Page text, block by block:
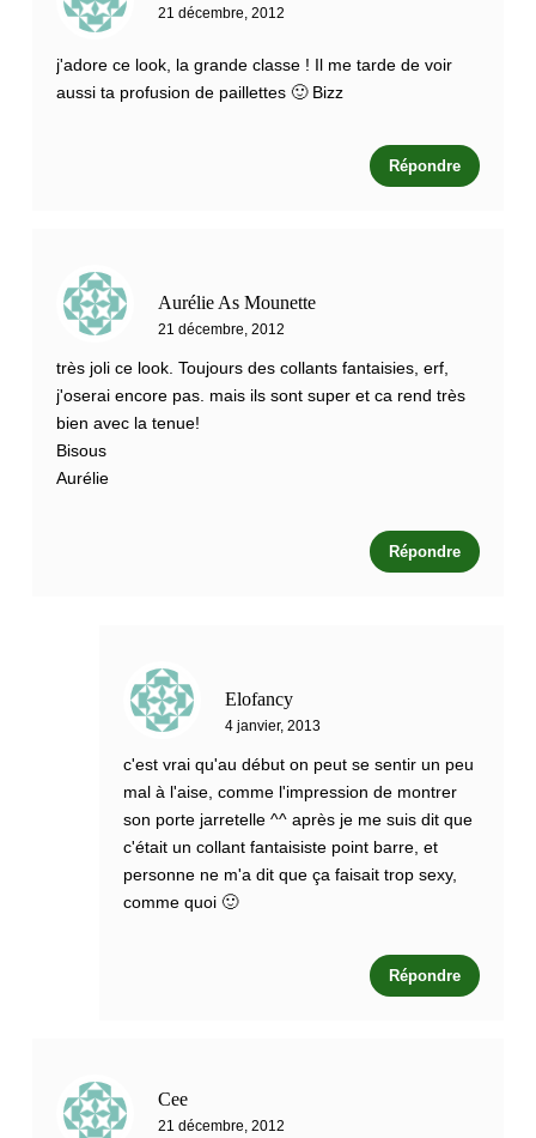
21 décembre, 2012
j'adore ce look, la grande classe ! Il me tarde de voir
aussi ta profusion de paillettes 🙂 Bizz
Répondre
Aurélie As Mounette
21 décembre, 2012
très joli ce look. Toujours des collants fantaisies, erf,
j'oserai encore pas. mais ils sont super et ca rend très
bien avec la tenue!
Bisous
Aurélie
Répondre
Elofancy
4 janvier, 2013
c'est vrai qu'au début on peut se sentir un peu
mal à l'aise, comme l'impression de montrer
son porte jarretelle ^^ après je me suis dit que
c'était un collant fantaisiste point barre, et
personne ne m'a dit que ça faisait trop sexy,
comme quoi 🙂
Répondre
Cee
21 décembre, 2012